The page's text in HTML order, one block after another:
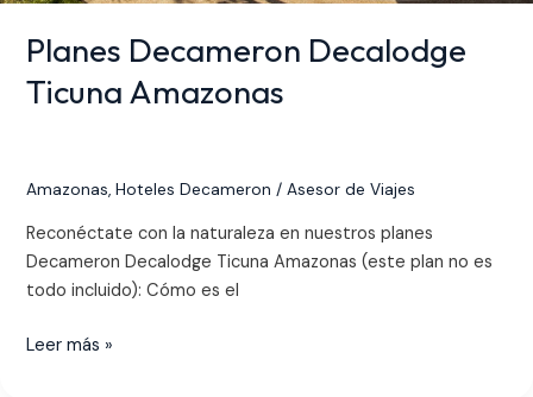
Planes Decameron Decalodge
Ticuna Amazonas
Amazonas, Hoteles Decameron / Asesor de Viajes
Reconéctate con la naturaleza en nuestros planes
Decameron Decalodge Ticuna Amazonas (este plan no es
todo incluido): Cómo es el
Leer más »